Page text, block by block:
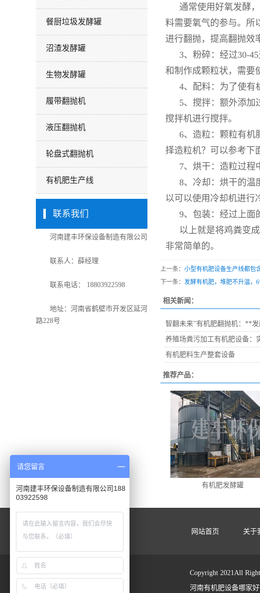
餐厨垃圾发酵罐
沼渣发酵罐
生物发酵罐
履带翻抛机
液压翻抛机
轮盘式翻抛机
有机肥生产线
联系我们
河南建丰环保设备制造有限公司
联系人：薛经理
联系电话： 18803922598
地址：河南省鹤壁市开发区延河
路228号
通常使用好氧发酵
料需要氧气的参与。所
进行翻抛，提高翻抛效
3、粉碎：经过30-
和制作成颗粒状，需要
4、配料：为了使有
5、搅拌：额外添加
搅拌机进行搅拌。
6、造粒：颗粒有机
择造粒机？可以参考下
7、烘干：造粒过程
8、冷却：烘干的温
以可以使用冷却机进行
9、包装：经过上面
以上就是将鸡粪变
非常简单的。
上一条： 小型有机肥设备生产线都包
下一条： 发酵有机肥，堆肥不升温，
相关新闻：
智翻未来”有机肥翻抛机：**
养殖场粪污加工有机肥设备：
有机肥料生产整套设备
推荐产品：
有机肥发酵罐
网站首页 关于
Copyright 2021All
河南有机肥设备哪家
请您留言
河南建丰环保设备制造有限公司188
03922598